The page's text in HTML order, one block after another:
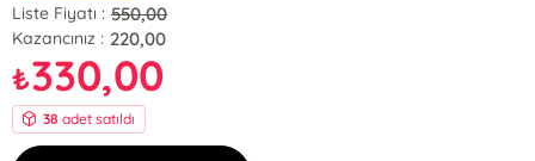
Liste Fiyatı : 550,00
Kazancınız : 220,00
₺330,00
38 adet satıldı